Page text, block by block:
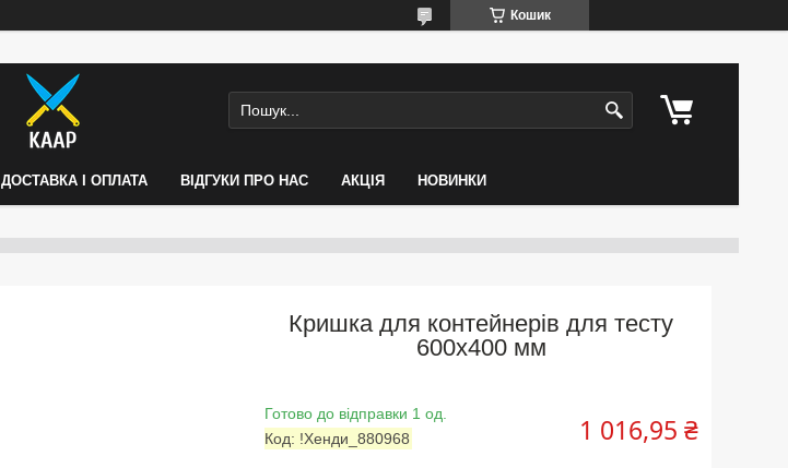
Кошик
ДОСТАВКА І ОПЛАТА ВІДГУКИ ПРО НАС АКЦІЯ НОВИНКИ
Кришка для контейнерів для тесту
600x400 мм
Готово до відправки 1 од.
Код: !Хенди_880968 1 016,95 ₴